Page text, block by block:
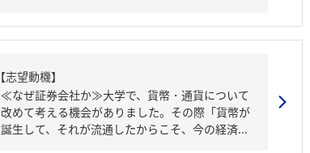
【志望動機】
≪なぜ証券会社か≫大学で、貨幣・通貨について
改めて考える機会がありました。その際「貨幣が
誕生して、それが流通したからこそ、今の経済...